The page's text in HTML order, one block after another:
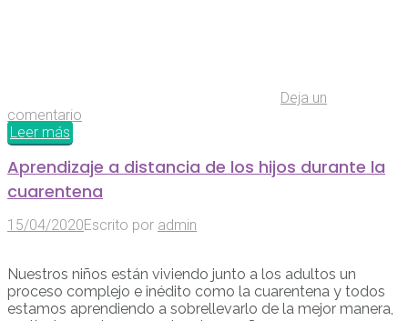
Deja un
comentario
Leer más
Aprendizaje a distancia de los hijos durante la
cuarentena
15/04/2020Escrito por admin
Nuestros niños están viviendo junto a los adultos un
proceso complejo e inédito como la cuarentena y todos
estamos aprendiendo a sobrellevarlo de la mejor manera,